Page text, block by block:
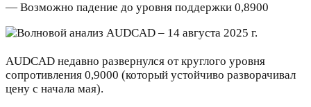
— Возможно падение до уровня поддержки 0,8900
AUDCAD недавно развернулся от круглого уровня
сопротивления 0,9000 (который устойчиво разворачивал
цену с начала мая).